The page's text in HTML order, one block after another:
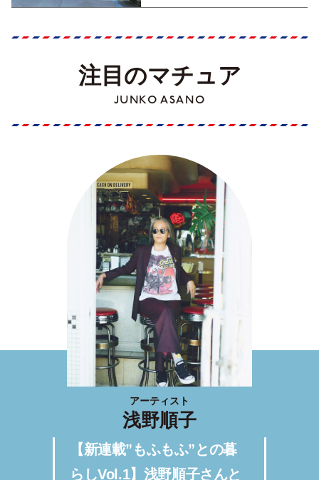
注目のマチュア
JUNKO ASANO
アーティスト
浅野順子
【新連載”もふもふ”との暮
らしVol.1】浅野順子さんと